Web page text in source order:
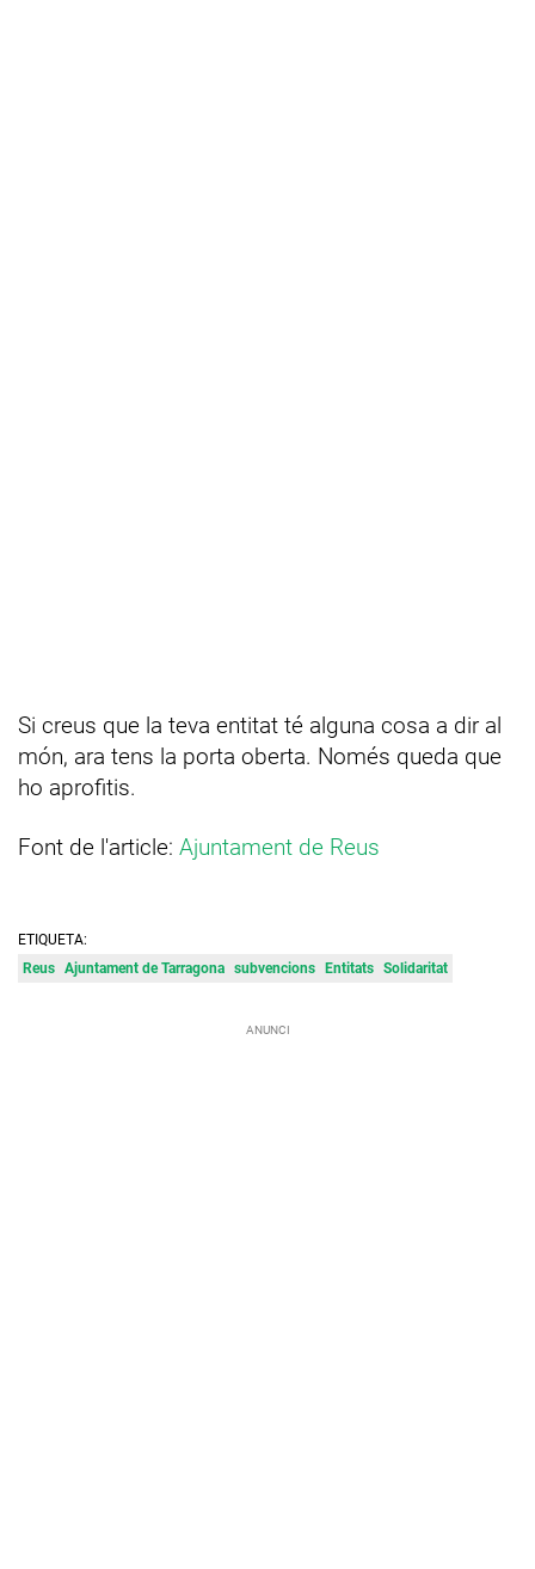
Si creus que la teva entitat té alguna cosa a dir al
món, ara tens la porta oberta. Només queda que
ho aprofitis.
Font de l'article: Ajuntament de Reus
ETIQUETA:
Reus Ajuntament de Tarragona subvencions Entitats Solidaritat